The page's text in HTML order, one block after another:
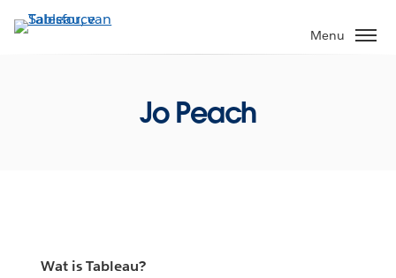
Verder
naar
Menu
Jo Peach
Wat is Tableau?